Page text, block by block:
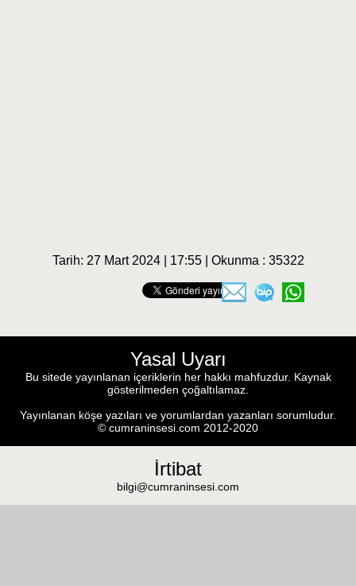
Tarih: 27 Mart 2024 | 17:55 | Okunma : 35322
Yasal Uyarı
Bu sitede yayınlanan içeriklerin her hakkı mahfuzdur. Kaynak
gösterilmeden çoğaltılamaz.
Yayınlanan köşe yazıları ve yorumlardan yazanları sorumludur.
© cumraninsesi.com 2012-2020
İrtibat
bilgi@cumraninsesi.com